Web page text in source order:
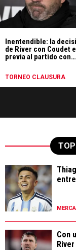
Inentendible: la
de River con Coudet
previa al partido con
TORNEO CLAUSURA
Con